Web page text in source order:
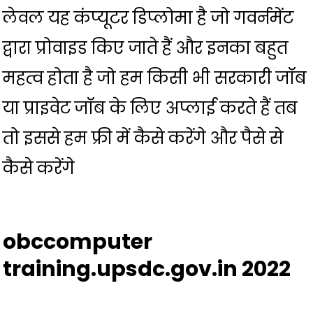
लेवल यह कंप्यूटर डिप्लोमा है जो गवर्नमेंट
द्वारा प्रोवाइड किए जाते हैं और इनका बहुत
महत्व होता है जो हम किसी भी सरकारी जॉब
या प्राइवेट जॉब के लिए अप्लाई करते हैं तब
तो इससे हम फ्री में कैसे करेंगे और पैसे से
कैसे करेंगे
obccomputer
training.upsdc.gov.in 2022